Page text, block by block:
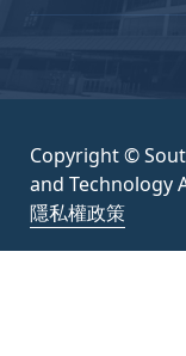
Copyright ©
and Technology
隱私權政策